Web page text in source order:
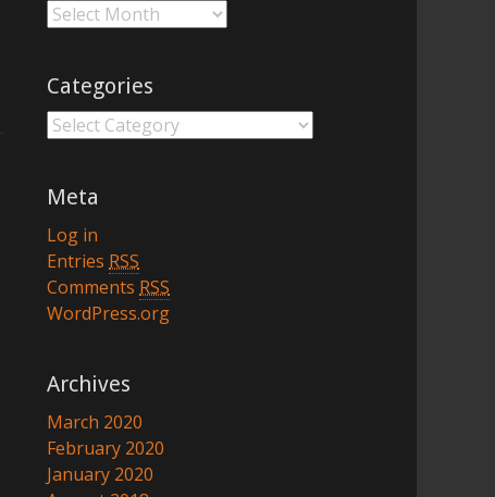
Archives
Categories
Categories
Meta
Log in
Entries RSS
Comments RSS
WordPress.org
Archives
March 2020
February 2020
January 2020